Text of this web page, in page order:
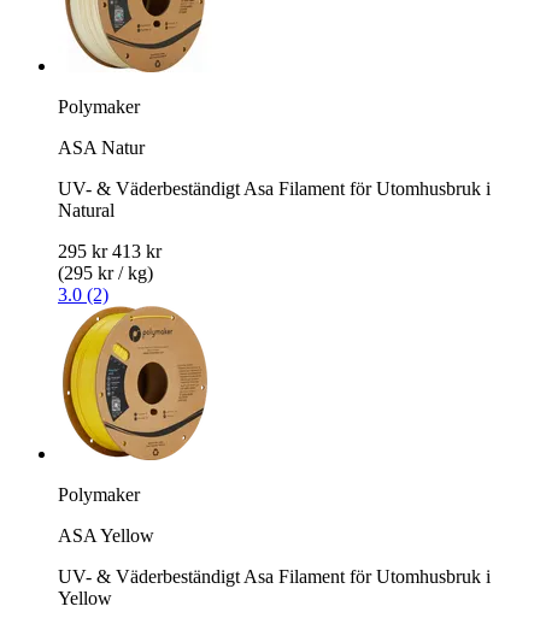
Polymaker
ASA Natur
UV- & Väderbeständigt Asa Filament för Utomhusbruk i
Natural
295 kr 413 kr
(295 kr / kg)
3.0 (2)
Polymaker
ASA Yellow
UV- & Väderbeständigt Asa Filament för Utomhusbruk i
Yellow